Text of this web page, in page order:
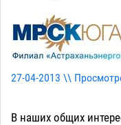
27-04-2013 \\
В наших общих